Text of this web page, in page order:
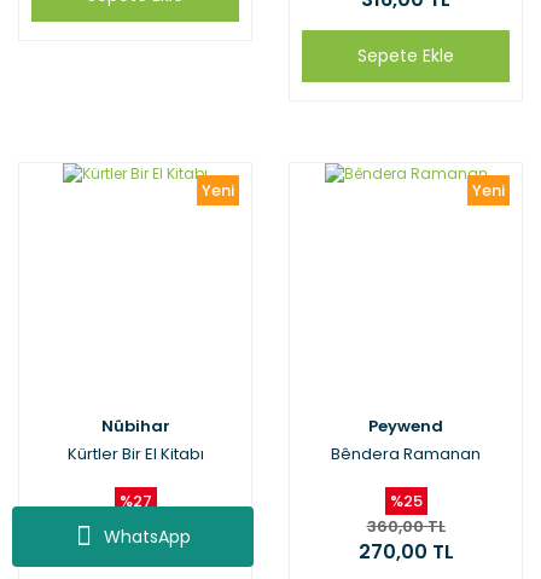
WhatsApp
Sepete Ekle
Yeni
Nûbihar
Kürtler Bir El Kitabı
%27
800,00 TL
584,00 TL
Yeni
Peywend
Bêndera Ramanan
%25
360,00 TL
270,00 TL